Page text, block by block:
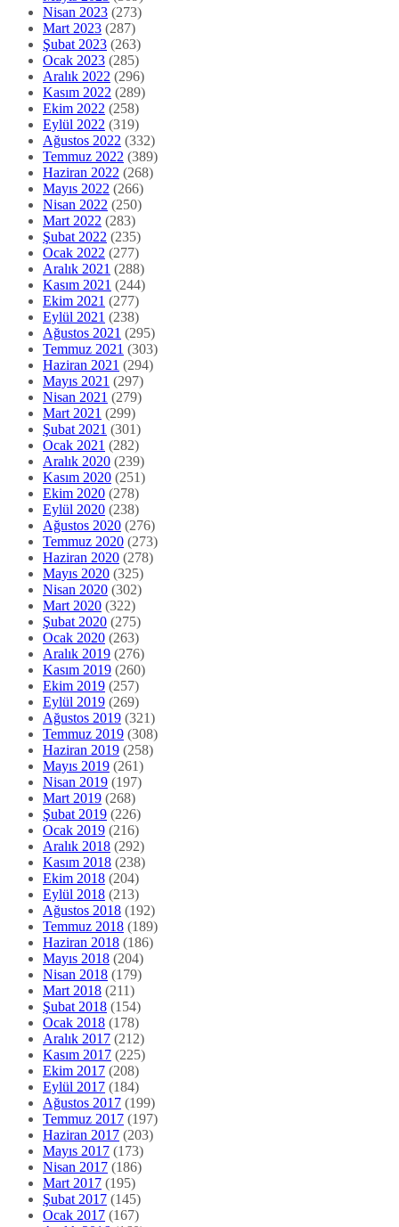
Nisan 2023 (273)
Mart 2023 (287)
Şubat 2023 (263)
Ocak 2023 (285)
Aralık 2022 (296)
Kasım 2022 (289)
Ekim 2022 (258)
Eylül 2022 (319)
Ağustos 2022 (332)
Temmuz 2022 (389)
Haziran 2022 (268)
Mayıs 2022 (266)
Nisan 2022 (250)
Mart 2022 (283)
Şubat 2022 (235)
Ocak 2022 (277)
Aralık 2021 (288)
Kasım 2021 (244)
Ekim 2021 (277)
Eylül 2021 (238)
Ağustos 2021 (295)
Temmuz 2021 (303)
Haziran 2021 (294)
Mayıs 2021 (297)
Nisan 2021 (279)
Mart 2021 (299)
Şubat 2021 (301)
Ocak 2021 (282)
Aralık 2020 (239)
Kasım 2020 (251)
Ekim 2020 (278)
Eylül 2020 (238)
Ağustos 2020 (276)
Temmuz 2020 (273)
Haziran 2020 (278)
Mayıs 2020 (325)
Nisan 2020 (302)
Mart 2020 (322)
Şubat 2020 (275)
Ocak 2020 (263)
Aralık 2019 (276)
Kasım 2019 (260)
Ekim 2019 (257)
Eylül 2019 (269)
Ağustos 2019 (321)
Temmuz 2019 (308)
Haziran 2019 (258)
Mayıs 2019 (261)
Nisan 2019 (197)
Mart 2019 (268)
Şubat 2019 (226)
Ocak 2019 (216)
Aralık 2018 (292)
Kasım 2018 (238)
Ekim 2018 (204)
Eylül 2018 (213)
Ağustos 2018 (192)
Temmuz 2018 (189)
Haziran 2018 (186)
Mayıs 2018 (204)
Nisan 2018 (179)
Mart 2018 (211)
Şubat 2018 (154)
Ocak 2018 (178)
Aralık 2017 (212)
Kasım 2017 (225)
Ekim 2017 (208)
Eylül 2017 (184)
Ağustos 2017 (199)
Temmuz 2017 (197)
Haziran 2017 (203)
Mayıs 2017 (173)
Nisan 2017 (186)
Mart 2017 (195)
Şubat 2017 (145)
Ocak 2017 (167)